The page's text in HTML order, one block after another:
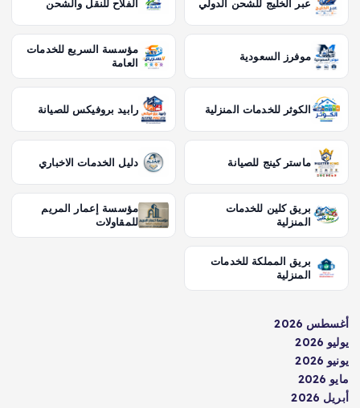
عبر الخليج للشحن الدولي الفلاح للنقل والشحن
موفرز السعودية
مؤسسة السريع للخدمات
العامة
الكوثر للخدمات المنزلية رابيد بروفيكس للصيانة
ماستر كينج للصيانة دليل الخدمات الاخباري
بريق كلين للخدمات
المنزلية
مؤسسة إعمار المريم
للمقاولات
بريق المملكة للخدمات
المنزلية
أغسطس 2026
يوليو 2026
يونيو 2026
مايو 2026
أبريل 2026